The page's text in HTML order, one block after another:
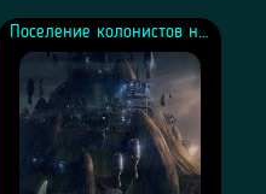
скриншоте артбука The Art
Поселение колонистов на скриншоте артбука